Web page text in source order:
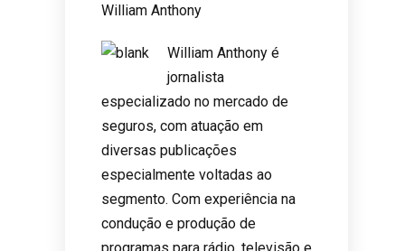
William Anthony
William Anthony é
jornalista
especializado no mercado de
seguros, com atuação em
diversas publicações
especialmente voltadas ao
segmento. Com experiência na
condução e produção de